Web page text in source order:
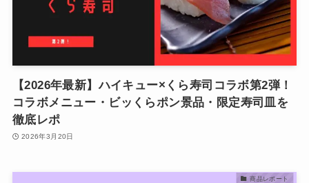
【2026年最新】ハイキュー×くら寿司コラボ第2弾！
コラボメニュー・ビッくらポン景品・限定寿司皿を
徹底レポ
2026年3月20日
商品レポート